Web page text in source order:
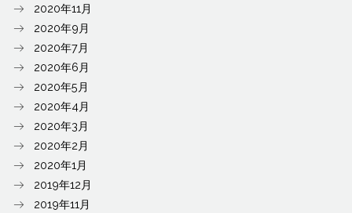
2020年11月
2020年9月
2020年7月
2020年6月
2020年5月
2020年4月
2020年3月
2020年2月
2020年1月
2019年12月
2019年11月